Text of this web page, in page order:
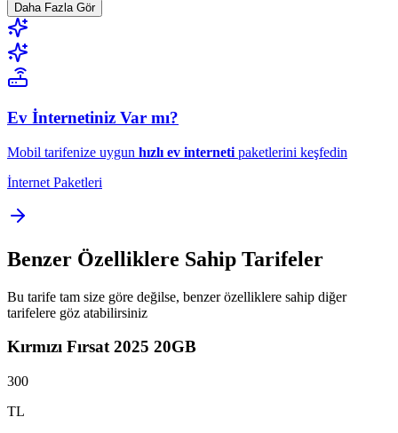
Daha Fazla Gör
Ev İnternetiniz Var mı?
Mobil tarifenize uygun hızlı ev interneti paketlerini keşfedin
İnternet Paketleri
Benzer Özelliklere Sahip Tarifeler
Bu tarife tam size göre değilse, benzer özelliklere sahip diğer
tarifelere göz atabilirsiniz
Kırmızı Fırsat 2025 20GB
300
TL